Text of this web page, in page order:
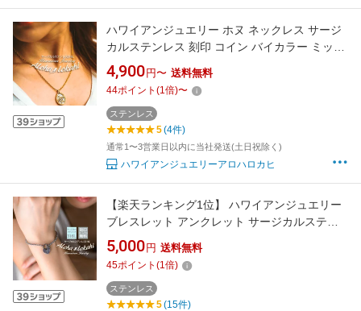
ハワイアンジュエリー ホヌ ネックレス サージ
カルステンレス 刻印 コイン バイカラー ミック
ス つけっぱなし 錆びない アロハロカヒ ブラン
ド 【誕生日記念日】 父の日 ギフト プレゼント
4,900 円〜 送料無料
44ポイント (1倍)〜
ステンレス
5(4件)
通常1〜3営業日以内に当社発送(土日祝除く)
ハワイアンジュエリーアロハロカヒ
【楽天ランキング1位】 ハワイアンジュエリー
ブレスレット アンクレット サージカルステン
レス 刻印 ハート プルメリア スクロール シルバ
ーカラー つけっぱなし 錆びない アロハロカヒ
ブランド 【誕生日記念日】 父の日 ギフト プレ
ゼント
5,000 円 送料無料
45ポイント (1倍)
ステンレス
5(15件)